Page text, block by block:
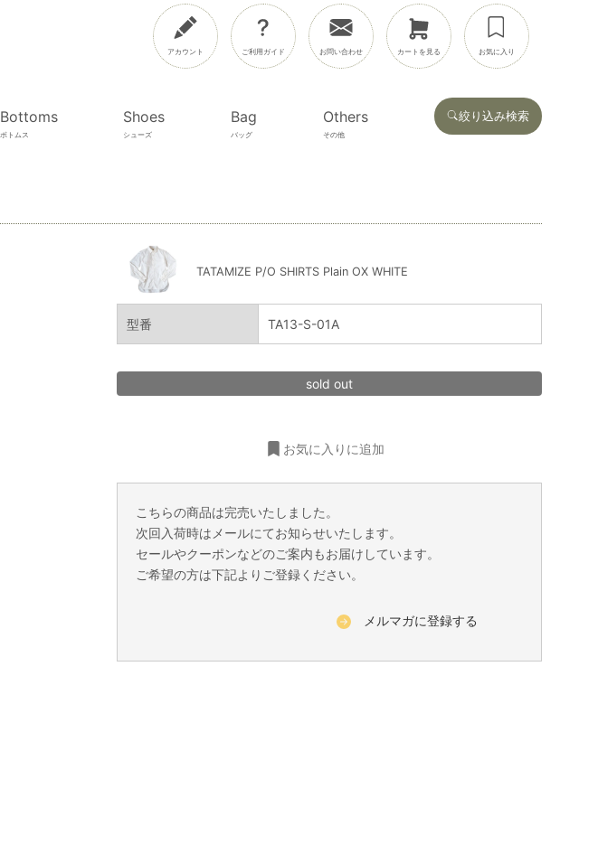
アカウント ご利用ガイド お問い合わせ カートを見る お気に入り
Bottoms
ボトムス
Shoes
シューズ
Bag
バッグ
Others
その他
絞り込み検索
TATAMIZE P/O SHIRTS Plain OX WHITE
型番 TA13-S-01A
sold out
お気に入りに追加
こちらの商品は完売いたしました。
次回入荷時はメールにてお知らせいたします。
セールやクーポンなどのご案内もお届けしています。
ご希望の方は下記よりご登録ください。
メルマガに登録する